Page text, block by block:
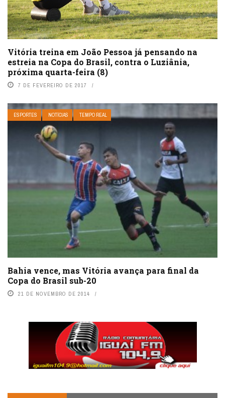
Vitória treina em João Pessoa já pensando na
estreia na Copa do Brasil, contra o Luziânia,
próxima quarta-feira (8)
7 DE FEVEREIRO DE 2017
ESPORTES NOTÍCIAS TEMPO REAL
Bahia vence, mas Vitória avança para final da
Copa do Brasil sub-20
21 DE NOVEMBRO DE 2014